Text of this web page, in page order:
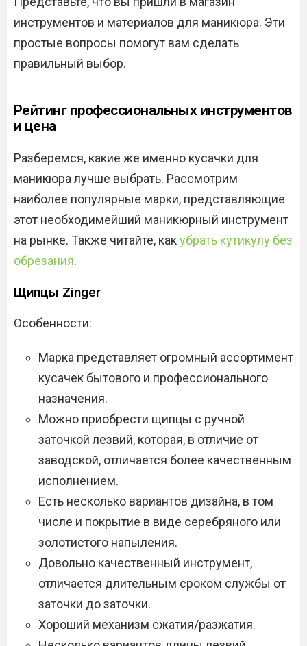
инструментов и материалов для маникюра. Эти
простые вопросы помогут вам сделать
правильный выбор.
Рейтинг профессиональных инструментов
и цена
Разберемся, какие же именно кусачки для
маникюра лучше выбрать. Рассмотрим
наиболее популярные марки, представляющие
этот необходимейший маникюрный инструмент
на рынке. Также читайте, какубрать кутикулу без
обрезания.
Щипцы Zinger
Особенности:
Марка представляет огромный ассортимент
кусачек бытового и профессионального
назначения.
Можно приобрести щипцы с ручной
заточкой лезвий, которая, в отличие от
заводской, отличается более качественным
исполнением.
Есть несколько вариантов дизайна, в том
числе и покрытие в виде серебряного или
золотистого напыления.
Довольно качественный инструмент,
отличается длительным сроком службы от
заточки до заточки.
Хороший механизм сжатия/разжатия.